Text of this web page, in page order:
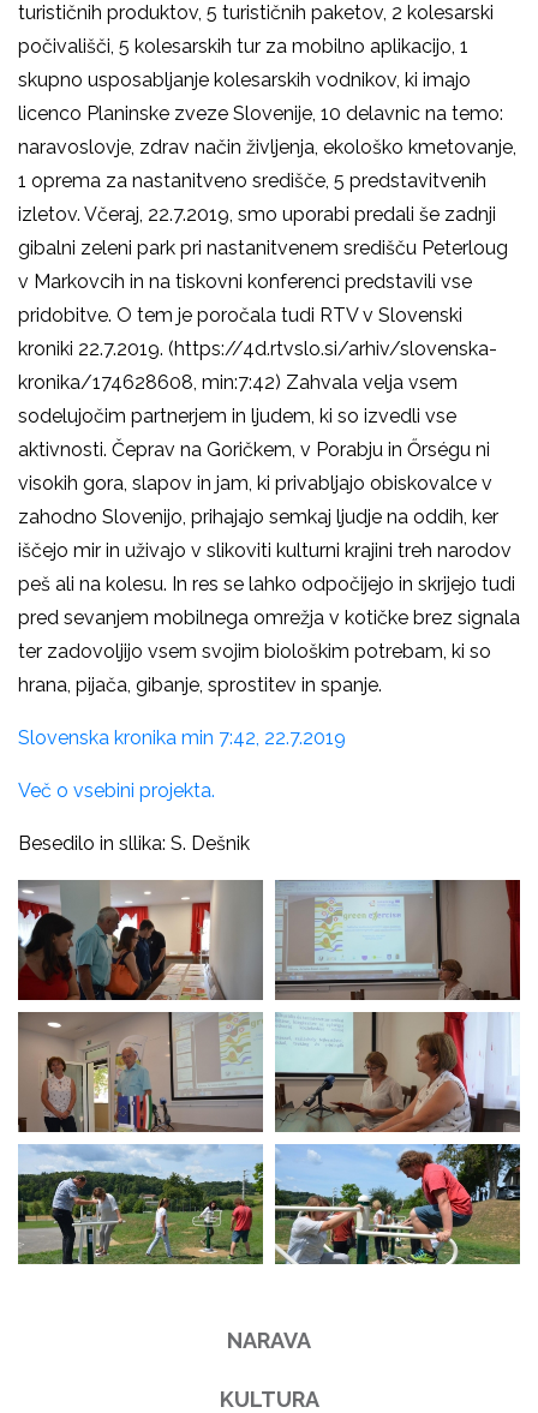
turističnih produktov, 5 turističnih paketov, 2 kolesarski
počivališči, 5 kolesarskih tur za mobilno aplikacijo, 1
skupno usposabljanje kolesarskih vodnikov, ki imajo
licenco Planinske zveze Slovenije, 10 delavnic na temo:
naravoslovje, zdrav način življenja, ekološko kmetovanje,
1 oprema za nastanitveno središče, 5 predstavitvenih
izletov. Včeraj, 22.7.2019, smo uporabi predali še zadnji
gibalni zeleni park pri nastanitvenem središču Peterloug
v Markovcih in na tiskovni konferenci predstavili vse
pridobitve. O tem je poročala tudi RTV v Slovenski
kroniki 22.7.2019. (https://4d.rtvslo.si/arhiv/slovenska-
kronika/174628608, min:7:42) Zahvala velja vsem
sodelujočim partnerjem in ljudem, ki so izvedli vse
aktivnosti. Čeprav na Goričkem, v Porabju in Őrségu ni
visokih gora, slapov in jam, ki privabljajo obiskovalce v
zahodno Slovenijo, prihajajo semkaj ljudje na oddih, ker
iščejo mir in uživajo v slikoviti kulturni krajini treh narodov
peš ali na kolesu. In res se lahko odpočijejo in skrijejo tudi
pred sevanjem mobilnega omrežja v kotičke brez signala
ter zadovoljijo vsem svojim biološkim potrebam, ki so
hrana, pijača, gibanje, sprostitev in spanje.
Slovenska kronika min 7:42, 22.7.2019
Več o vsebini projekta.
Besedilo in sllika: S. Dešnik
NARAVA
KULTURA